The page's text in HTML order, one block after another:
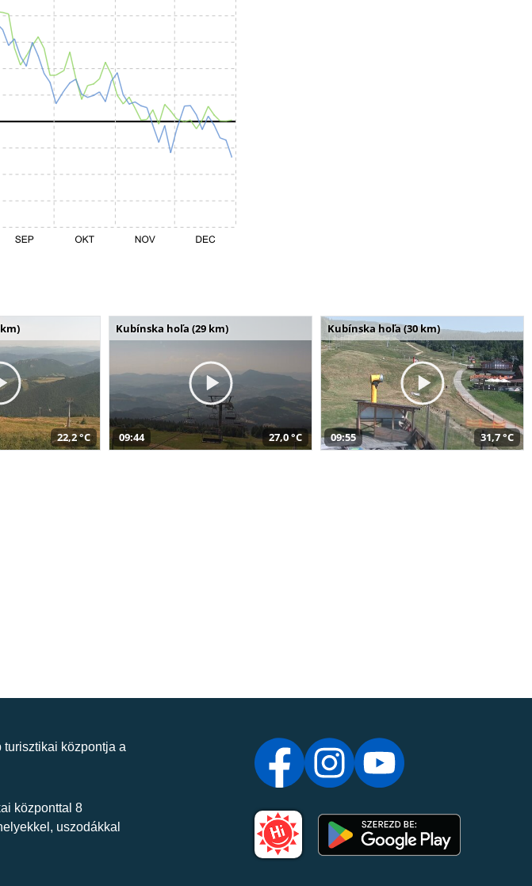
22,2 °C
Kubínska hoľa (29 km)
09:44 27,0 °C
Kubínska hoľa (30 km)
09:55 31,7 °C
központja a
központtal 8
uszodákkal